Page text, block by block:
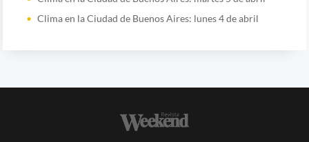
Clima en la Ciudad de Buenos Aires: lunes 4 de abril